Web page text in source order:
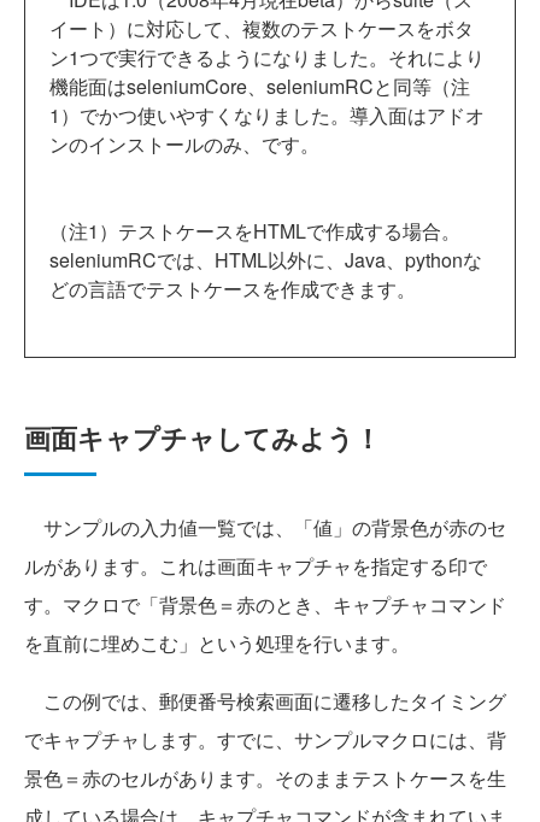
イート）に対応して、複数のテストケースをボタ
ン1つで実行できるようになりました。それにより
機能面はseleniumCore、seleniumRCと同等（注
1）でかつ使いやすくなりました。導入面はアドオ
ンのインストールのみ、です。
（注1）テストケースをHTMLで作成する場合。
seleniumRCでは、HTML以外に、Java、pythonな
どの言語でテストケースを作成できます。
画面キャプチャしてみよう！
サンプルの入力値一覧では、「値」の背景色が赤のセ
ルがあります。これは画面キャプチャを指定する印で
す。マクロで「背景色＝赤のとき、キャプチャコマンド
を直前に埋めこむ」という処理を行います。
この例では、郵便番号検索画面に遷移したタイミング
でキャプチャします。すでに、サンプルマクロには、背
景色＝赤のセルがあります。そのままテストケースを生